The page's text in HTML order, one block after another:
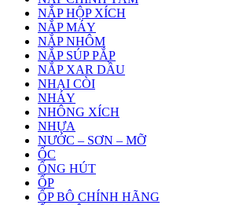
NẮP HỘP XÍCH
NẮP MÁY
NẮP NHÔM
NẮP SÚP PẮP
NẮP XAR DẦU
NHẠI CÒI
NHÁY
NHÔNG XÍCH
NHỰA
NƯỚC – SƠN – MỠ
ỐC
ỐNG HÚT
ỐP
ỐP BÔ CHÍNH HÃNG